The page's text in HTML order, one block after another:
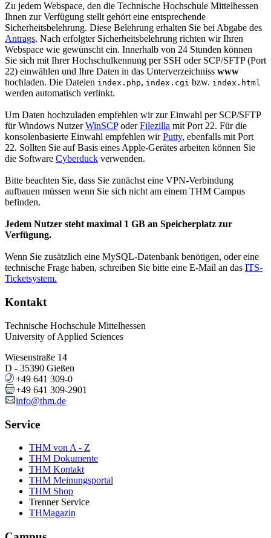
Zu jedem Webspace, den die Technische Hochschule Mittelhessen
Ihnen zur Verfügung stellt gehört eine entsprechende
Sicherheitsbelehrung. Diese Belehrung erhalten Sie bei Abgabe des
Antrags. Nach erfolgter Sicherheitsbelehrung richten wir Ihren
Webspace wie gewünscht ein. Innerhalb von 24 Stunden können
Sie sich mit Ihrer Hochschulkennung per SSH oder SCP/SFTP (Port
22) einwählen und Ihre Daten in das Unterverzeichniss www
hochladen. Die Dateien index.php, index.cgi bzw. index.html
werden automatisch verlinkt.
Um Daten hochzuladen empfehlen wir zur Einwahl per SCP/SFTP
für Windows NutzerWinSCPoderFilezilla mit Port 22. Für die
konsolenbasierte Einwahl empfehlen wirPutty, ebenfalls mit Port
22. Sollten Sie auf Basis eines Apple-Gerätes arbeiten können Sie
die Software Cyberduck verwenden.
Bitte beachten Sie, dass Sie zunächst eine VPN-Verbindung
aufbauen müssen wenn Sie sich nicht am einem THM Campus
befinden.
Jedem Nutzer steht maximal 1 GB an Speicherplatz zur
Verfügung.
Wenn Sie zusätzlich eine MySQL-Datenbank benötigen, oder eine
technische Frage haben, schreiben Sie bitte eine E-Mail an das ITS-
Ticketsystem.
Kontakt
Technische Hochschule Mittelhessen
University of Applied Sciences
Wiesenstraße 14
D - 35390 Gießen
+49 641 309-0
+49 641 309-2901
info@thm.de
Service
THM von A - Z
THM Dokumente
THM Kontakt
THM Meinungsportal
THM Shop
Trenner Service
THMagazin